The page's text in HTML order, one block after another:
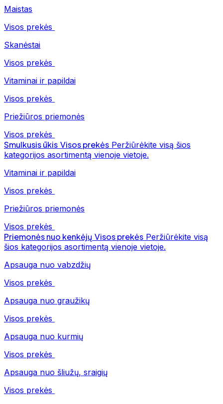
Maistas
Visos prekės
Skanėstai
Visos prekės
Vitaminai ir papildai
Visos prekės
Priežiūros priemonės
Visos prekės
Smulkusis ūkis Visos prekės Peržiūrėkite visą šios
kategorijos asortimentą vienoje vietoje.
Vitaminai ir papildai
Visos prekės
Priežiūros priemonės
Visos prekės
Priemonės nuo kenkėjų Visos prekės Peržiūrėkite visą
šios kategorijos asortimentą vienoje vietoje.
Apsauga nuo vabzdžių
Visos prekės
Apsauga nuo graužikų
Visos prekės
Apsauga nuo kurmių
Visos prekės
Apsauga nuo šliužų, sraigių
Visos prekės